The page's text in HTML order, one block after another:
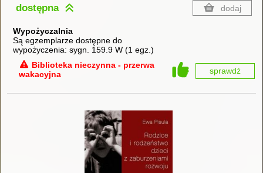
dostępna dodaj
Wypożyczalnia
Są egzemplarze dostępne do
wypożyczenia: sygn. 159.9 W (1 egz. )
Biblioteka nieczynna - przerwa
wakacyjna
sprawdź